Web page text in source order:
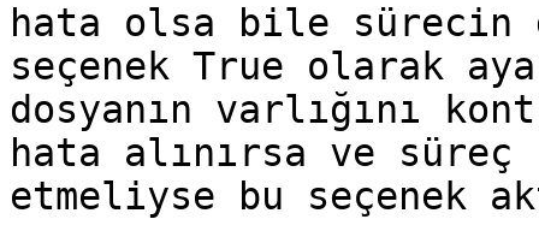
hata olsa bile sürecin
seçenek True olarak
dosyanın varlığını
hata alınırsa ve süreç
etmeliyse bu seçenek